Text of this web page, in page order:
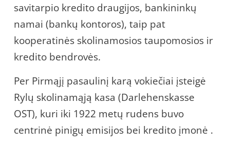
savitarpio kredito draugijos, bankininkų
namai (bankų kontoros), taip pat
kooperatinės skolinamosios taupomosios ir
kredito bendrovės.
Per Pirmąjį pasaulinį karą vokiečiai įsteigė
Rylų skolinamąją kasa (Darlehenskasse
OST), kuri iki 1922 metų rudens buvo
centrinė pinigų emisijos bei kredito įmonė .